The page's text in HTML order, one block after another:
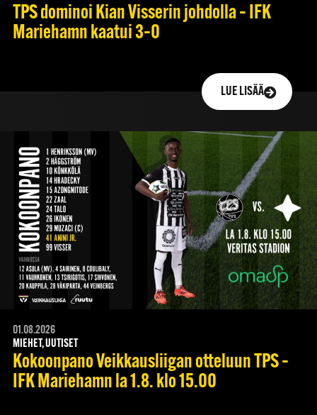
TPS dominoi Kian Visserin johdolla – IFK
Mariehamn kaatui 3–0
LUE LISÄÄ
01.08.2026
MIEHET, UUTISET
Kokoonpano Veikkausliigan otteluun TPS –
IFK Mariehamn la 1.8. klo 15.00